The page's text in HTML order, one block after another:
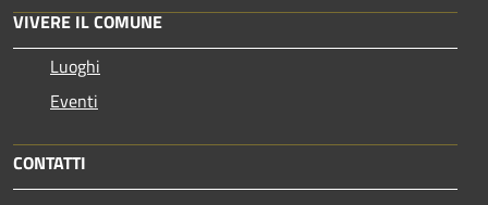
VIVERE IL COMUNE
Luoghi
Eventi
CONTATTI